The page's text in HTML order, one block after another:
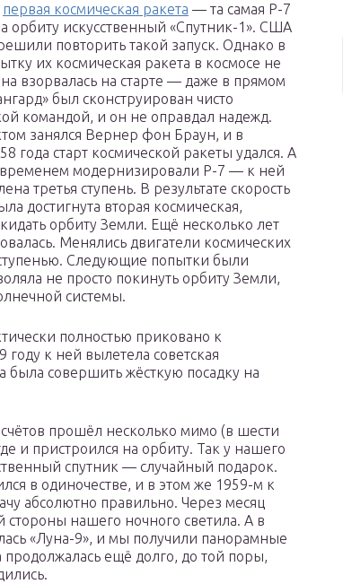
первая космическая ракета — та самая Р-7
орбиту искусственный «Спутник-1». США
повторить такой запуск. Однако в
их космическая ракета в космосе не
взорвалась на старте — даже в прямом
был сконструирован чисто
командой, и он не оправдал надежд.
занялся Вернер фон Браун, и в
года старт космической ракеты удался. А
модернизировали Р-7 — к ней
третья ступень. В результате скорость
достигнута вторая космическая,
орбиту Земли. Ещё несколько лет
Менялись двигатели космических
Следующие попытки были
не просто покинуть орбиту Земли,
системы.
полностью приковано к
к ней вылетела советская
была совершить жёсткую посадку на
прошёл несколько мимо (в шести
и пристроился на орбиту. Так у нашего
спутник — случайный подарок.
в одиночестве, и в этом же 1959-м к
абсолютно правильно. Через месяц
нашего ночного светила. А в
«Луна-9», и мы получили панорамные
ещё долго, до той поры,